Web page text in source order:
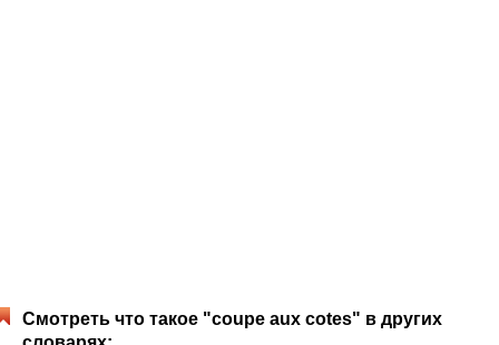
Смотреть что такое "coupe aux cotes" в других